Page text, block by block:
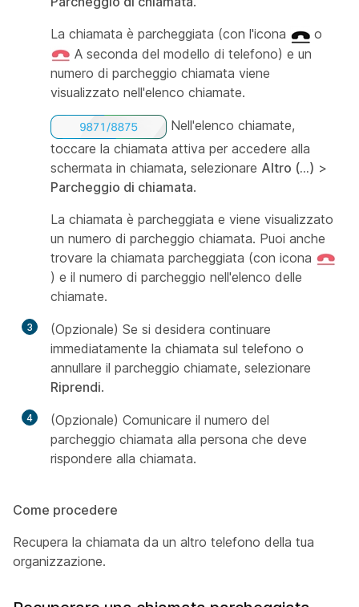
La chiamata è parcheggiata (con l'icona
o
A seconda del modello di telefono) e un
numero di parcheggio chiamata viene
visualizzato nell'elenco chiamate.
Nell'elenco chiamate,
toccare la chiamata attiva per accedere alla
schermata in chiamata, selezionare Altro (...) >
Parcheggio di chiamata.
La chiamata è parcheggiata e viene visualizzato
un numero di parcheggio chiamata. Puoi anche
trovare la chiamata parcheggiata (con icona
) e il numero di parcheggio nell'elenco delle
chiamate.
3
(Opzionale) Se si desidera continuare
immediatamente la chiamata sul telefono o
annullare il parcheggio chiamate, selezionare
Riprendi.
4
(Opzionale) Comunicare il numero del
parcheggio chiamata alla persona che deve
rispondere alla chiamata.
Come procedere
Recupera la chiamata da un altro telefono della tua
organizzazione.